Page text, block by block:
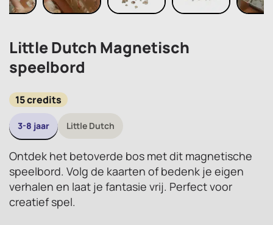
Little Dutch Magnetisch
speelbord
15 credits
3-8 jaar Little Dutch
Ontdek het betoverde bos met dit magnetische
speelbord. Volg de kaarten of bedenk je eigen
verhalen en laat je fantasie vrij. Perfect voor
creatief spel.